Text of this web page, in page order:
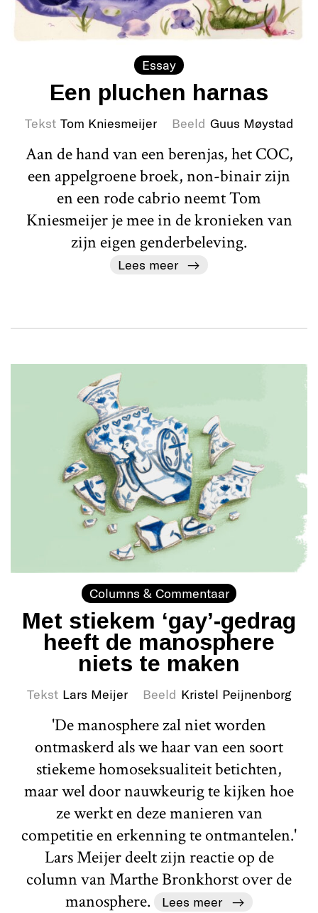
Essay
Een pluchen harnas
Tekst Tom Kniesmeijer Beeld Guus Møystad
Aan de hand van een berenjas, het COC,
een appelgroene broek, non-binair zijn
en een rode cabrio neemt Tom
Kniesmeijer je mee in de kronieken van
zijn eigen genderbeleving.
Lees meer
Columns & Commentaar
Met stiekem ‘gay’-gedrag
heeft de manosphere
niets te maken
Tekst Lars Meijer Beeld Kristel Peijnenborg
'De manosphere zal niet worden
ontmaskerd als we haar van een soort
stiekeme homoseksualiteit betichten,
maar wel door nauwkeurig te kijken hoe
ze werkt en deze manieren van
competitie en erkenning te ontmantelen.'
Lars Meijer deelt zijn reactie op de
column van Marthe Bronkhorst over de
manosphere.
Lees meer